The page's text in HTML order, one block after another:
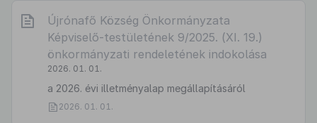
Újrónafő Község Önkormányzata
Képviselő-testületének 9/2025. (XI. 19.)
önkormányzati rendeletének indokolása
2026. 01. 01.
a 2026. évi illetményalap megállapításáról
2026. 01. 01.